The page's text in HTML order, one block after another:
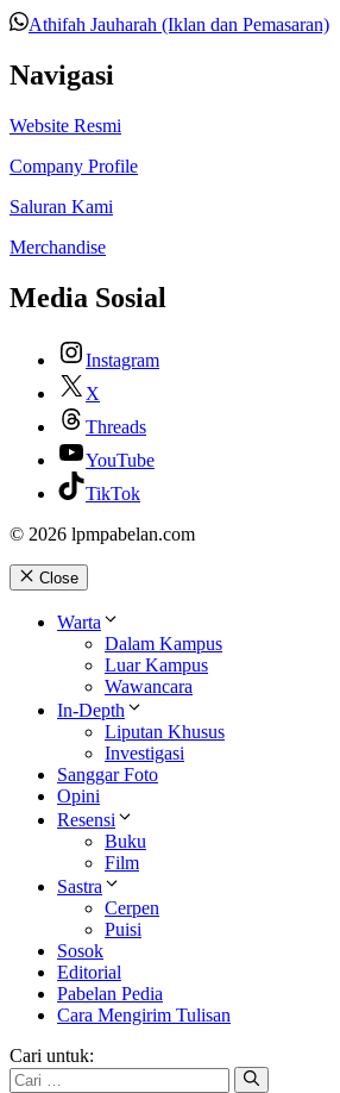
Athifah Jauharah (Iklan dan Pemasaran)
Navigasi
Website Resmi
Company Profile
Saluran Kami
Merchandise
Media Sosial
Instagram
X
Threads
YouTube
TikTok
© 2026 lpmpabelan.com
Close
Warta
Dalam Kampus
Luar Kampus
Wawancara
In-Depth
Liputan Khusus
Investigasi
Sanggar Foto
Opini
Resensi
Buku
Film
Sastra
Cerpen
Puisi
Sosok
Editorial
Pabelan Pedia
Cara Mengirim Tulisan
Cari untuk: